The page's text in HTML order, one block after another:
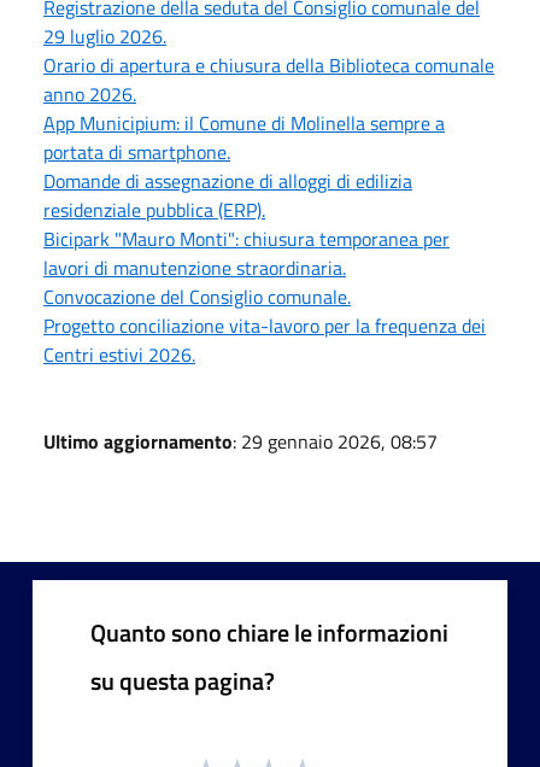
Registrazione della seduta del Consiglio comunale del
29 luglio 2026.
Orario di apertura e chiusura della Biblioteca comunale
anno 2026.
App Municipium: il Comune di Molinella sempre a
portata di smartphone.
Domande di assegnazione di alloggi di edilizia
residenziale pubblica (ERP).
Bicipark "Mauro Monti": chiusura temporanea per
lavori di manutenzione straordinaria.
Convocazione del Consiglio comunale.
Progetto conciliazione vita-lavoro per la frequenza dei
Centri estivi 2026.
Ultimo aggiornamento: 29 gennaio 2026, 08:57
Quanto sono chiare le informazioni
su questa pagina?